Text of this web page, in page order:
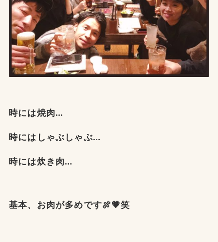
時には焼肉…
時にはしゃぶしゃぶ…
時には炊き肉…
基本、お肉が多めです🍖💗笑